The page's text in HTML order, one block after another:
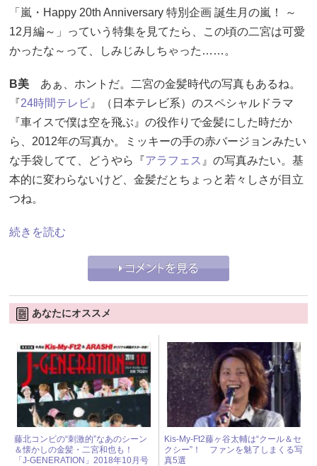
「嵐・Happy 20th Anniversary 特別企画 誕生月の嵐！ ～
12月編～」っていう特集を見てたら、この頃の二宮は可愛
かったな～って、しみじみしちゃった……。
B美 あぁ、ホントだ。二宮の金髪時代の写真もあるね。
『24時間テレビ 』（日本テレビ系）のスペシャルドラマ
『車イスで僕は空を飛ぶ』の役作りで金髪にした時だか
ら、2012年の写真か。ミッキーの手の赤バージョンみたい
な手袋してて、どうやら『アラフェス 』の写真みたい。基
本的に変わらないけど、金髪だとちょっと若々しさが目立
つね。
続きを読む
あなたにオススメ
藤北コンビの“刺激的”なあのシーン
＆懐かしの金髪・二宮和也も！
「J-GENERATION」2018年10月号
Kis-My-Ft2藤ヶ谷太輔は“クール＆セ
クシー”！ ファンを魅了しまくる写
真5選